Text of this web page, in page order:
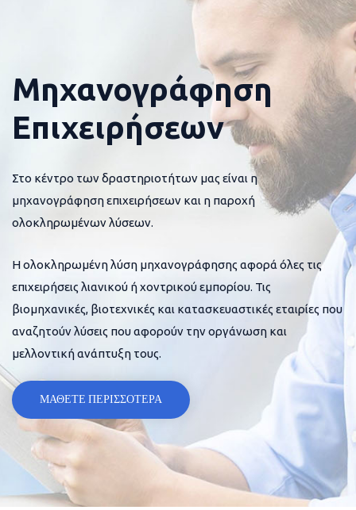
Μηχανογράφηση
Επιχειρήσεων
Στο κέντρο των δραστηριοτήτων μας είναι η
μηχανογράφηση επιχειρήσεων και η παροχή
ολοκληρωμένων λύσεων.
Η ολοκληρωμένη λύση μηχανογράφησης αφορά όλες τις
επιχειρήσεις λιανικού ή χοντρικού εμπορίου. Τις
βιομηχανικές, βιοτεχνικές και κατασκευαστικές εταιρίες που
αναζητούν λύσεις που αφορούν την οργάνωση και
μελλοντική ανάπτυξη τους.
ΜΑΘΕΤΕ ΠΕΡΙΣΣΟΤΕΡΑ